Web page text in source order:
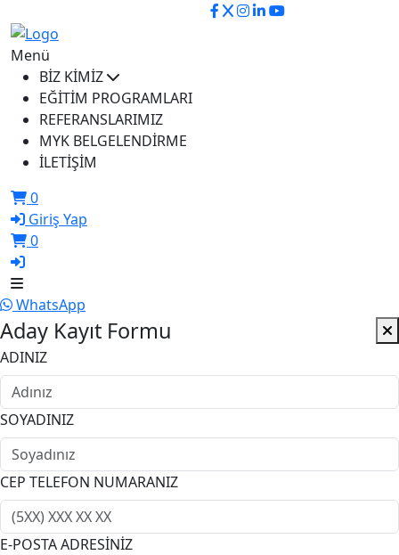
Menü
BİZ KİMİZ
EĞİTİM PROGRAMLARI
REFERANSLARIMIZ
MYK BELGELENDİRME
İLETİŞİM
0
Giriş Yap
0
WhatsApp
Aday Kayıt Formu
ADINIZ
SOYADINIZ
CEP TELEFON NUMARANIZ
E-POSTA ADRESİNİZ